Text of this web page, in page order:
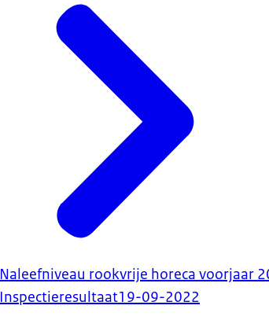
Naleefniveau rookvrije horeca voorjaar
Inspectieresultaat19-09-2022